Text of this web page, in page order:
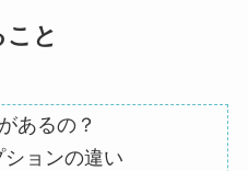
と
あるの？
ョンの違い